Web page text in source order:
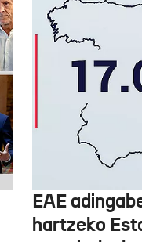
EAE
hartzeko